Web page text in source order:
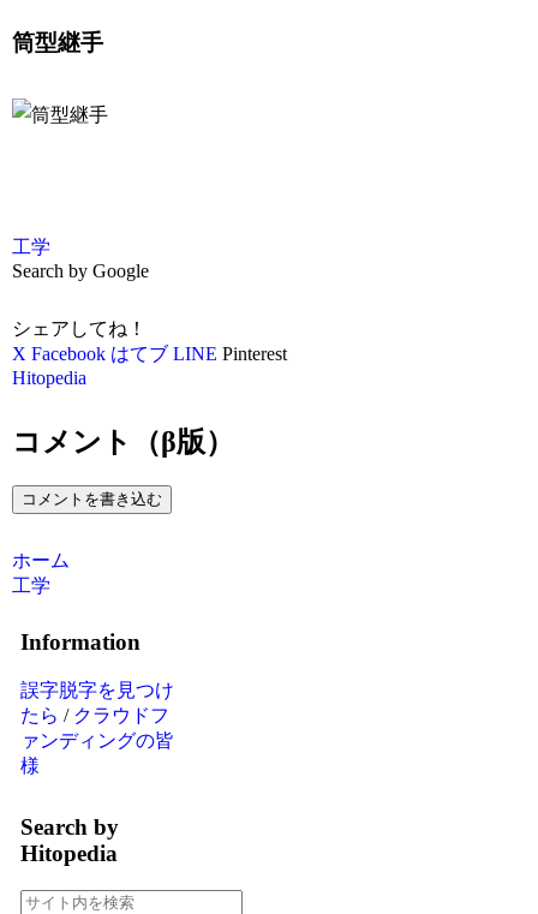
筒型継手
工学
Search by Google
シェアしてね！
X Facebook はてブ LINE Pinterest
Hitopedia
コメント（β版）
コメントを書き込む
ホーム
工学
Information
誤字脱字を見つけ
たら / クラウドフ
ァンディングの皆
様
Search by
Hitopedia